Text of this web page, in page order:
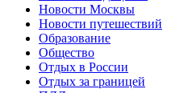
Новости Москвы
Новости путешествий
Образование
Общество
Отдых в России
Отдых за границей